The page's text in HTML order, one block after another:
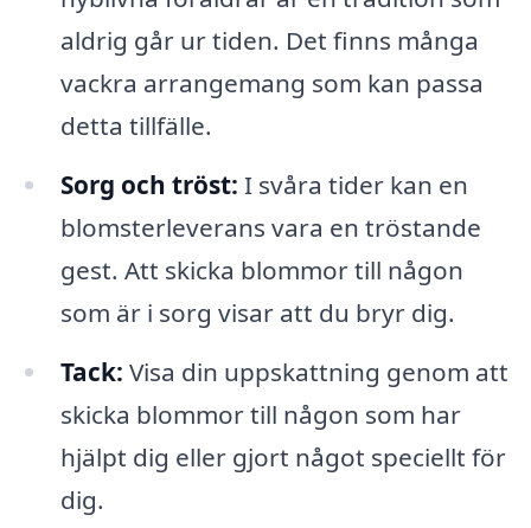
aldrig går ur tiden. Det finns många
vackra arrangemang som kan passa
detta tillfälle.
Sorg och tröst: I svåra tider kan en
blomsterleverans vara en tröstande
gest. Att skicka blommor till någon
som är i sorg visar att du bryr dig.
Tack: Visa din uppskattning genom att
skicka blommor till någon som har
hjälpt dig eller gjort något speciellt för
dig.